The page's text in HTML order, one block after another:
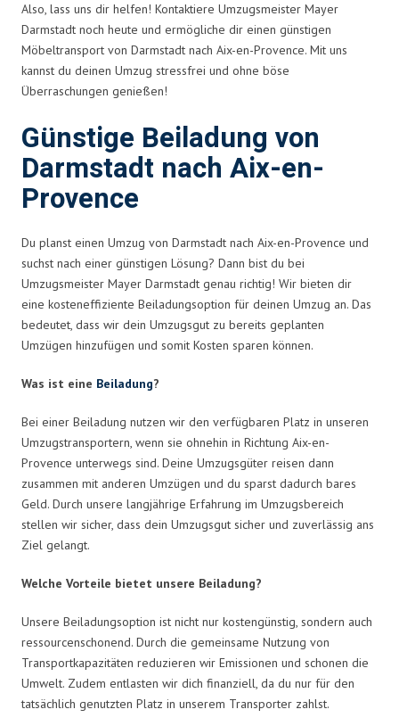
Also, lass uns dir helfen! Kontaktiere Umzugsmeister Mayer
Darmstadt noch heute und ermögliche dir einen günstigen
Möbeltransport von Darmstadt nach Aix-en-Provence. Mit uns
kannst du deinen Umzug stressfrei und ohne böse
Überraschungen genießen!
Günstige Beiladung von
Darmstadt nach Aix-en-
Provence
Du planst einen Umzug von Darmstadt nach Aix-en-Provence und
suchst nach einer günstigen Lösung? Dann bist du bei
Umzugsmeister Mayer Darmstadt genau richtig! Wir bieten dir
eine kosteneffiziente Beiladungsoption für deinen Umzug an. Das
bedeutet, dass wir dein Umzugsgut zu bereits geplanten
Umzügen hinzufügen und somit Kosten sparen können.
Was ist eine Beiladung?
Bei einer Beiladung nutzen wir den verfügbaren Platz in unseren
Umzugstransportern, wenn sie ohnehin in Richtung Aix-en-
Provence unterwegs sind. Deine Umzugsgüter reisen dann
zusammen mit anderen Umzügen und du sparst dadurch bares
Geld. Durch unsere langjährige Erfahrung im Umzugsbereich
stellen wir sicher, dass dein Umzugsgut sicher und zuverlässig ans
Ziel gelangt.
Welche Vorteile bietet unsere Beiladung?
Unsere Beiladungsoption ist nicht nur kostengünstig, sondern auch
ressourcenschonend. Durch die gemeinsame Nutzung von
Transportkapazitäten reduzieren wir Emissionen und schonen die
Umwelt. Zudem entlasten wir dich finanziell, da du nur für den
tatsächlich genutzten Platz in unserem Transporter zahlst.